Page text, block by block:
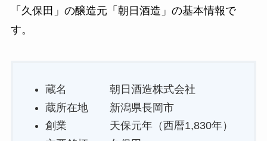
「久保田」の醸造元「朝日酒造」の基本情報で
す。
蔵名 朝日酒造株式会社
蔵所在地 新潟県長岡市
創業 天保元年（西暦1,830年）